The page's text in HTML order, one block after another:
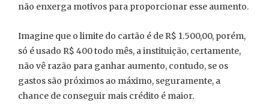
não enxerga motivos para proporcionar esse aumento.
Imagine que o limite do cartão é de R$ 1.500,00, porém,
só é usado R$ 400 todo mês, a instituição, certamente,
não vê razão para ganhar aumento, contudo, se os
gastos são próximos ao máximo, seguramente, a
chance de conseguir mais crédito é maior.